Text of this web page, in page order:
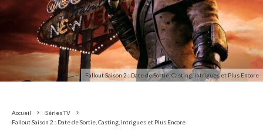
Fallout Saison 2 : Date de Sortie, Casting, Intrigues et Plus Encore
Accueil
Séries TV
Fallout Saison 2 : Date de Sortie, Casting, Intrigues et Plus Encore